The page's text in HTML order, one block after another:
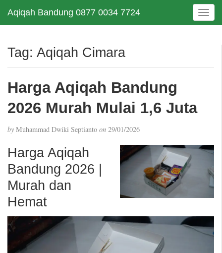
Aqiqah Bandung 0877 0034 7724
T
o
e
t
Tag: Aqiqah Cimara
Harga Aqiqah Bandung
2026 Murah Mulai 1,6 Juta
by Muhammad Dwiki Septianto on 29/01/2026
Harga Aqiqah
Bandung 2026 |
Murah dan
Hemat